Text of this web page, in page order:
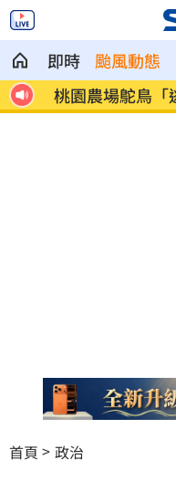
即時 颱風動態
逃
桃園農場鴕鳥
首頁 政治